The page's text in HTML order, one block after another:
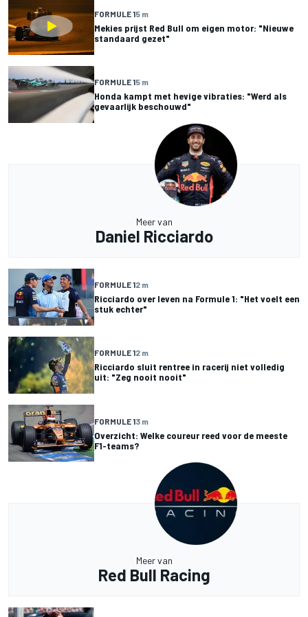
FORMULE 15 m
Mekies prijst Red Bull om eigen motor: "Nieuwe
standaard gezet"
FORMULE 15 m
Honda kampt met hevige vibraties: "Werd als
gevaarlijk beschouwd"
Meer van
Daniel Ricciardo
FORMULE 12 m
Ricciardo over leven na Formule 1: "Het voelt een
stuk echter"
FORMULE 12 m
Ricciardo sluit rentree in racerij niet volledig
uit: "Zeg nooit nooit"
FORMULE 13 m
Overzicht: Welke coureur reed voor de meeste
F1-teams?
Meer van
Red Bull Racing